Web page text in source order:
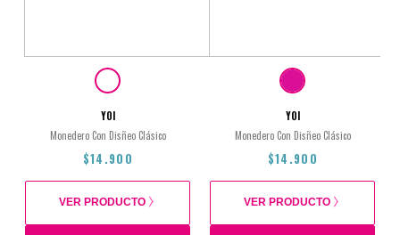
YOI
Monedero Con Disñeo Clásico
$14.900
VER PRODUCTO
YOI
Monedero Con Disñeo Clásico
$14.900
VER PRODUCTO